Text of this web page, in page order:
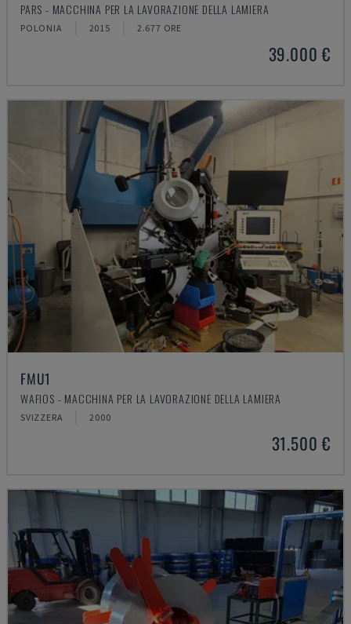
PARS - MACCHINA PER LA LAVORAZIONE DELLA LAMIERA
POLONIA 2015 2.677 ORE
39.000 €
FMU1
WAFIOS - MACCHINA PER LA LAVORAZIONE DELLA LAMIERA
SVIZZERA 2000
31.500 €